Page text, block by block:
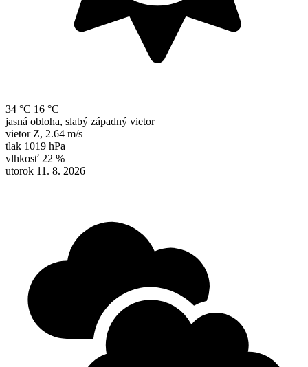
34 °C 16 °C
jasná obloha, slabý západný vietor
vietor Z, 2.64 m/s
tlak 1019 hPa
vlhkosť 22 %
utorok 11. 8. 2026